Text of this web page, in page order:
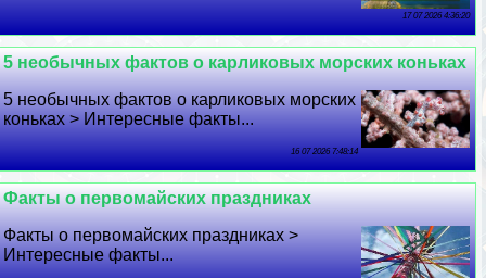
17 07 2026 4:36:20
5 необычных фактов о карликовых морских коньках
5 необычных фактов о карликовых морских
коньках > Интересные факты...
16 07 2026 7:48:14
Факты о первомайских праздниках
Факты о первомайских праздниках >
Интересные факты...